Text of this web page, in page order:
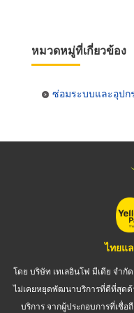
หมวดหมู่ที่เกี่ยวข้อง
ซ่อมระบบและอุปก
ไทยแ
โดย บริษัท เทเลอินโฟ มีเดีย จำกั
ไม่เคยหยุดพัฒนาบริการที่ดีที่สุดด้
บริการ จากผู้ประกอบการที่เชื่